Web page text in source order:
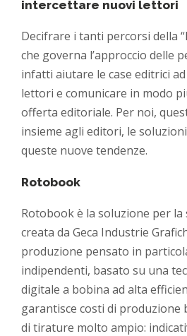
intercettare nuovi lettori
Decifrare i tanti percorsi della
che governa l’approccio delle
infatti aiutare le case editrici
lettori e comunicare in modo
offerta editoriale. Per noi,
insieme agli editori, le
queste nuove tendenze.
Rotobook
Rotobook è la soluzione per la
creata da Geca Industrie
produzione pensato in
indipendenti, basato su una
digitale a bobina ad alta
garantisce costi di produzione
di tirature molto ampio: